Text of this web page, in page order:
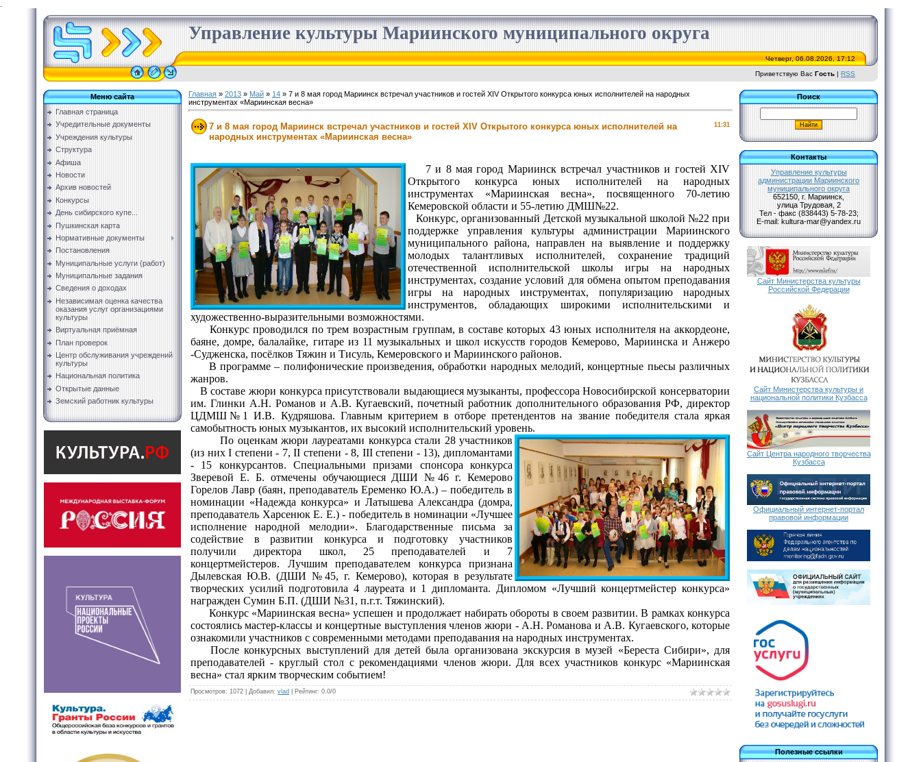
Управление культуры Мариинского муниципального округа
Четверг, 06.08.2026, 17:12
Приветствую Вас Гость | RSS
Меню сайта
Главная страница
Учредительные документы
Учреждения культуры
Структура
Афиша
Новости
Архив новостей
Конкурсы
День сибирского купе...
Пушкинская карта
Нормативные документы
Постановления
Муниципальные услуги (работ)
Муниципальные задания
Сведения о доходах
Независимая оценка качества
оказания услуг организациями
культуры
Виртуальная приёмная
План проверок
Центр обслуживания учреждений
культуры
Национальная политика
Открытые данные
Земский работник культуры
Главная » 2013 » Май » 14 » 7 и 8 мая город Мариинск встречал участников и гостей XIV Открытого конкурса юных исполнителей на народных
инструментах «Мариинская весна»
11:31
7 и 8 мая город Мариинск встречал участников и гостей XIV Открытого конкурса юных исполнителей на
народных инструментах «Мариинская весна»
7 и 8 мая город Мариинск встречал участников и гостей XIV
Открытого конкурса юных исполнителей на народных
инструментах «Мариинская весна», посвященного 70-летию
Кемеровской области и 55-летию ДМШ№22.
Конкурс, организованный Детской музыкальной школой №22 при
поддержке управления культуры администрации Мариинского
муниципального района, направлен на выявление и поддержку
молодых талантливых исполнителей, сохранение традиций
отечественной исполнительской школы игры на народных
инструментах, создание условий для обмена опытом преподавания
игры на народных инструментах, популяризацию народных
инструментов, обладающих широкими исполнительскими и
художественно-выразительными возможностями.
Конкурс проводился по трем возрастным группам, в составе которых 43 юных исполнителя на аккордеоне,
баяне, домре, балалайке, гитаре из 11 музыкальных и школ искусств городов Кемерово, Мариинска и Анжеро
-Судженска, посёлков Тяжин и Тисуль, Кемеровского и Мариинского районов.
В программе – полифонические произведения, обработки народных мелодий, концертные пьесы различных
жанров.
В составе жюри конкурса присутствовали выдающиеся музыканты, профессора Новосибирской консерватории
им. Глинки А.Н. Романов и А.В. Кугаевский, почетный работник дополнительного образования РФ, директор
ЦДМШ№1 И.В. Кудряшова. Главным критерием в отборе претендентов на звание победителя стала яркая
самобытность юных музыкантов, их высокий исполнительский уровень.
По оценкам жюри лауреатами конкурса стали 28 участников
(из них I степени - 7, II степени - 8, III степени - 13), дипломантами
- 15 конкурсантов. Специальными призами спонсора конкурса
Зверевой Е. Б. отмечены обучающиеся ДШИ №46 г. Кемерово
Горелов Лавр (баян, преподаватель Еременко Ю.А.) – победитель в
номинации «Надежда конкурса» и Латышева Александра (домра,
преподаватель Харсенюк Е. Е.) - победитель в номинации «Лучшее
исполнение народной мелодии». Благодарственные письма за
содействие в развитии конкурса и подготовку участников
получили директора школ, 25 преподавателей и 7
концертмейстеров. Лучшим преподавателем конкурса признана
Дылевская Ю.В. (ДШИ №45, г. Кемерово), которая в результате
творческих усилий подготовила 4 лауреата и 1 дипломанта. Дипломом «Лучший концертмейстер конкурса»
награжден Сумин Б.П. (ДШИ №31, п.г.т. Тяжинский).
Конкурс «Мариинская весна» успешен и продолжает набирать обороты в своем развитии. В рамках конкурса
состоялись мастер-классы и концертные выступления членов жюри - А.Н. Романова и А.В. Кугаевского, которые
ознакомили участников с современными методами преподавания на народных инструментах.
После конкурсных выступлений для детей была организована экскурсия в музей «Береста Сибири», для
преподавателей - круглый стол с рекомендациями членов жюри. Для всех участников конкурс «Мариинская
весна» стал ярким творческим событием!
Просмотров: 1072 | Добавил: vlad Рейтинг: 0.0/0
Поиск
Контакты
Управление культуры
администрации Мариинского
муниципального округа
652150, г. Мариинск,
улица Трудовая, 2
Тел - факс (838443) 5-78-23;
Е-mail: kultura-mar@yandex.ru
Сайт Министерства культуры
Российской Федерации
Сайт Министерства культуры и
национальной политики Кузбасса
Сайт Центра народного творчества
Кузбасса
Официальный интернет-портал
правовой информации
Полезные ссылки